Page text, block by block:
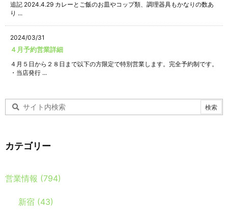
追記 2024.4.29 カレーとご飯のお皿やコップ類、調理器具もかなりの数あ
り ...
2024/03/31
４月予約営業詳細
４月５日から２８日まで以下の方限定で特別営業します。完全予約制です。
・当店発行 ...
カテゴリー
営業情報 (794)
新宿 (43)